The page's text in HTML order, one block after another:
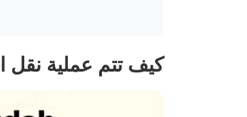
كيف تتم عملية